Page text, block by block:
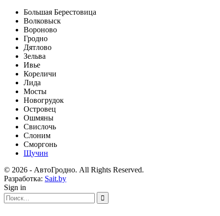
Большая Берестовица
Волковыск
Вороново
Гродно
Дятлово
Зельва
Ивье
Кореличи
Лида
Мосты
Новогрудок
Островец
Ошмяны
Свислочь
Слоним
Сморгонь
Щучин
© 2026 - АвтоГродно. All Rights Reserved.
Разработка: Sait.by
Sign in